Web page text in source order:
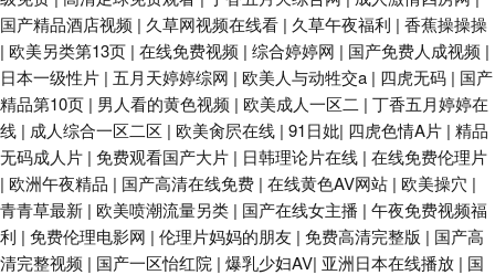
国产精品酒店视频 | 久草网视频在线看 | 久草午夜福利 | 香蕉操操操
| 欧美另类第13页 | 在线免费视频 | 综合婷婷网 | 国产免费人成视频 |
日本一级性片 | 五月天婷婷综网 | 欧美人与动牲交a | 四虎无码 | 国产
精品第10页 | 男人看的黄色视频 | 欧美成人一区二 | 丁香五月婷婷在
线 | 成人综合一区二区 | 欧美肏屄在线 | 91日妣| 四虎色情A片 | 精品
无码成人片 | 免费观看国产大片 | 日韩理论片在线 | 在线免费伦理片
| 欧洲午夜精品 | 国产高清在线免费 | 在线黄色AV网站 | 欧美操穴 |
青青草最新 | 欧美喷潮流量另类 | 国产在线女主播 | 午夜免费视频福
利 | 免费伦理电影网 | 伦理片妈妈的朋友 | 免费高清完整版 | 国产高
清完整视频 | 国产一区怡红院 | 爆乳少妇AV| 亚洲日本在线播放 | 国